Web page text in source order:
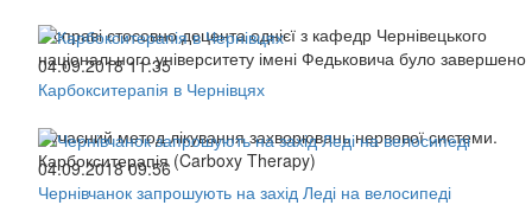
У справі стосовно доцента однієї з кафедр Чернівецького
національного університету імені Федьковича було завершено
04.09.2018 11:35
Карбокситерапія в Чернівцях
Сучасний метод лікування захворювань нервової системи.
Карбокситерапія (Carboxy Therapy)
04.09.2018 09:56
Чернівчанок запрошують на захід Леді на велосипеді